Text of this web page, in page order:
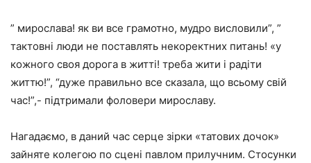
” мирослава! як ви все грамотно, мудро висловили”, ”
тактовні люди не поставлять некоректних питань! «у
кожного своя дорога в житті! треба жити і радіти
життю!”, “дуже правильно все сказала, що всьому свій
час!”,- підтримали фоловери мирославу.
Нагадаємо, в даний час серце зірки «татових дочок»
зайняте колегою по сцені павлом прилучним. Стосунки